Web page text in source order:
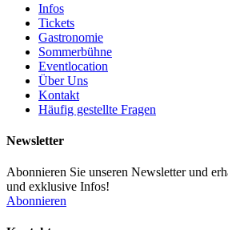
Infos
Tickets
Gastronomie
Sommerbühne
Eventlocation
Über Uns
Kontakt
Häufig gestellte Fragen
Newsletter
Abonnieren Sie unseren Newsletter und
und exklusive Infos!
Abonnieren